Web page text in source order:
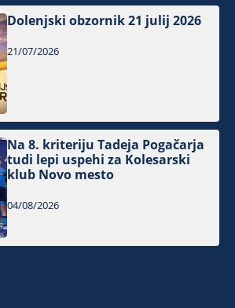
Dolenjski obzornik 21 julij 2026
21/07/2026
Na 8. kriteriju Tadeja Pogačarja
tudi lepi uspehi za Kolesarski
klub Novo mesto
04/08/2026